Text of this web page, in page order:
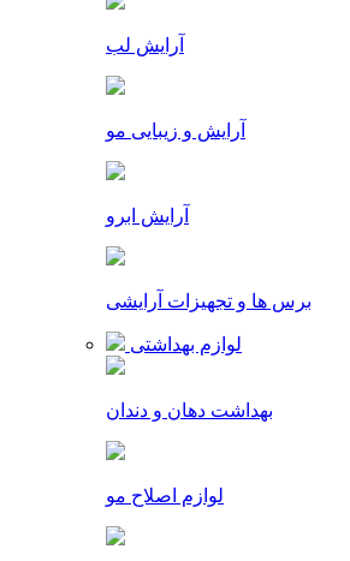
آرایش لب
آرایش و زیبایی مو
آرایش ابرو
برس ها و تجهیزات آرایشی
لوازم بهداشتی
بهداشت دهان و دندان
لوازم اصلاح مو